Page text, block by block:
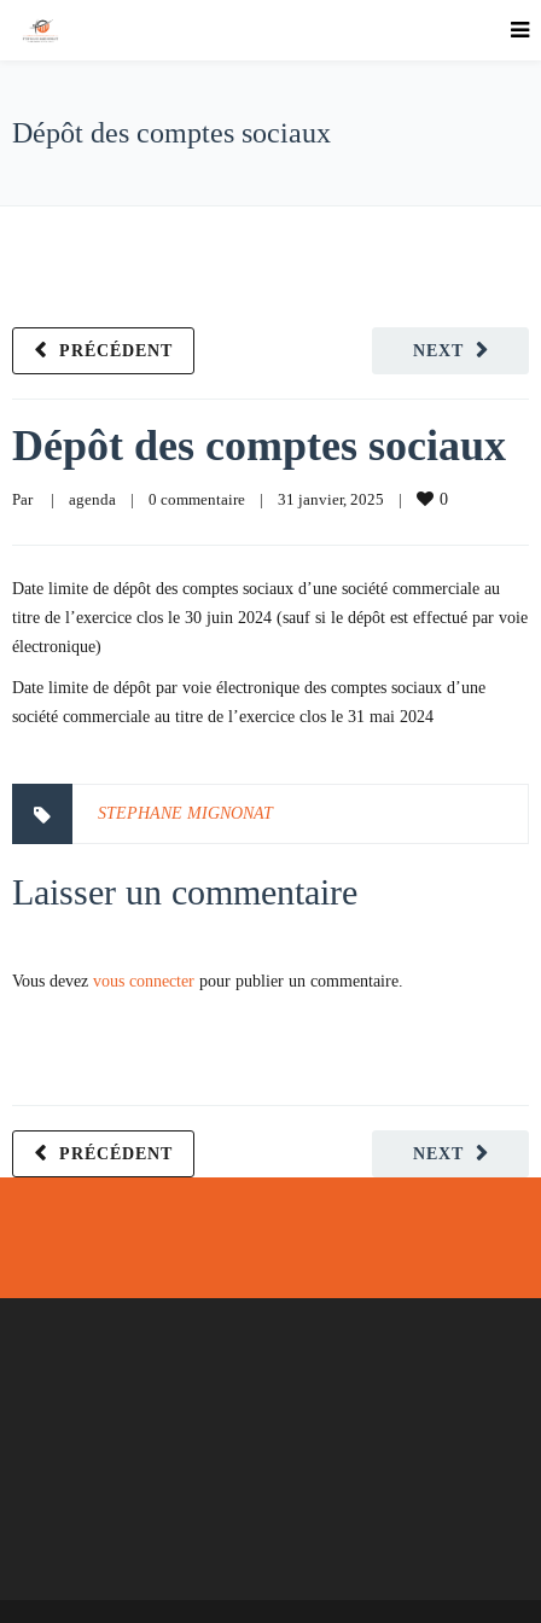
Dépôt des comptes sociaux
NEXT
PRÉCÉDENT
Dépôt des comptes sociaux
Par | agenda | 0 commentaire | 31 janvier, 2025 | 0
Date limite de dépôt des comptes sociaux d’une société commerciale au
titre de l’exercice clos le 30 juin 2024 (sauf si le dépôt est effectué par voie
électronique)
Date limite de dépôt par voie électronique des comptes sociaux d’une
société commerciale au titre de l’exercice clos le 31 mai 2024
STEPHANE MIGNONAT
Laisser un commentaire
Vous devez vous connecter pour publier un commentaire.
NEXT
PRÉCÉDENT